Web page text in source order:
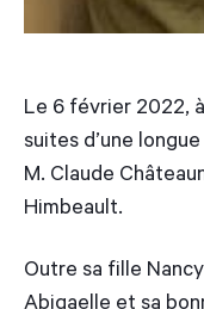
Le 6 février 2022,
suites d’une
M. Claude
Himbeault.
Outre sa fille